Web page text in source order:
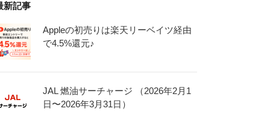
新記事
Appleの初売りは楽天リーベイツ経由
で4.5%還元♪
JAL 燃油サーチャージ （2026年2月1
日〜2026年3月31日）